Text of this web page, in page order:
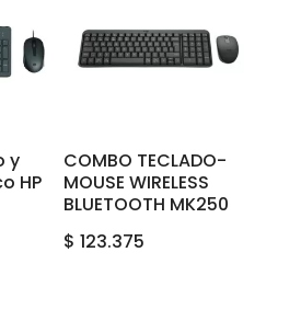
y
HP
COMBO TECLADO-
MOUSE WIRELESS
BLUETOOTH MK250
$ 123.375